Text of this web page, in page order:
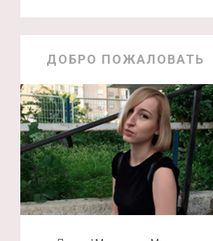
ДОБРО ПОЖАЛОВАТЬ